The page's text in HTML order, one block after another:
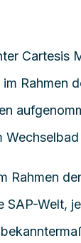
Cartesis
im Rahmen
Rahmen
SAP-Welt,